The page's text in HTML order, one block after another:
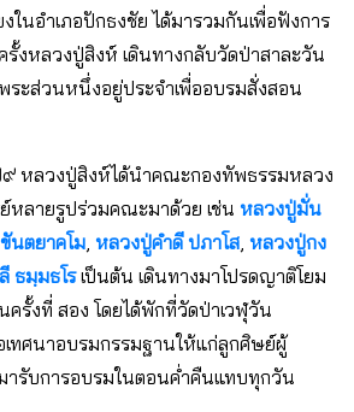
ในอำเภอปักธงชัย ได้มารวมกันเพื่อฟังการ
งหลวงปู่สิงห์ เดินทางกลับวัดป่าสาละวัน
ะส่วนหนึ่งอยู่ประจำเพื่ออบรมสั่งสอน
หลวงปู่สิงห์ได้นำคณะกองทัพธรรมหลวง
หลายรูปร่วมคณะมาด้วย เช่น หลวงปู่มั่น
นตยาคโม หลวงปู่คำดี ปภาโส หลวงปู่กง
ธมฺมธโรเป็นต้น เดินทางมาโปรดญาติโยม
ครั้งที่ สอง โดยได้พักที่วัดป่าเวฬุวัน
เทศนาอบรมกรรมฐานให้แก่ลูกศิษย์ผู้
ารับการอบรมในตอนค่ำคืนแทบทุกวัน